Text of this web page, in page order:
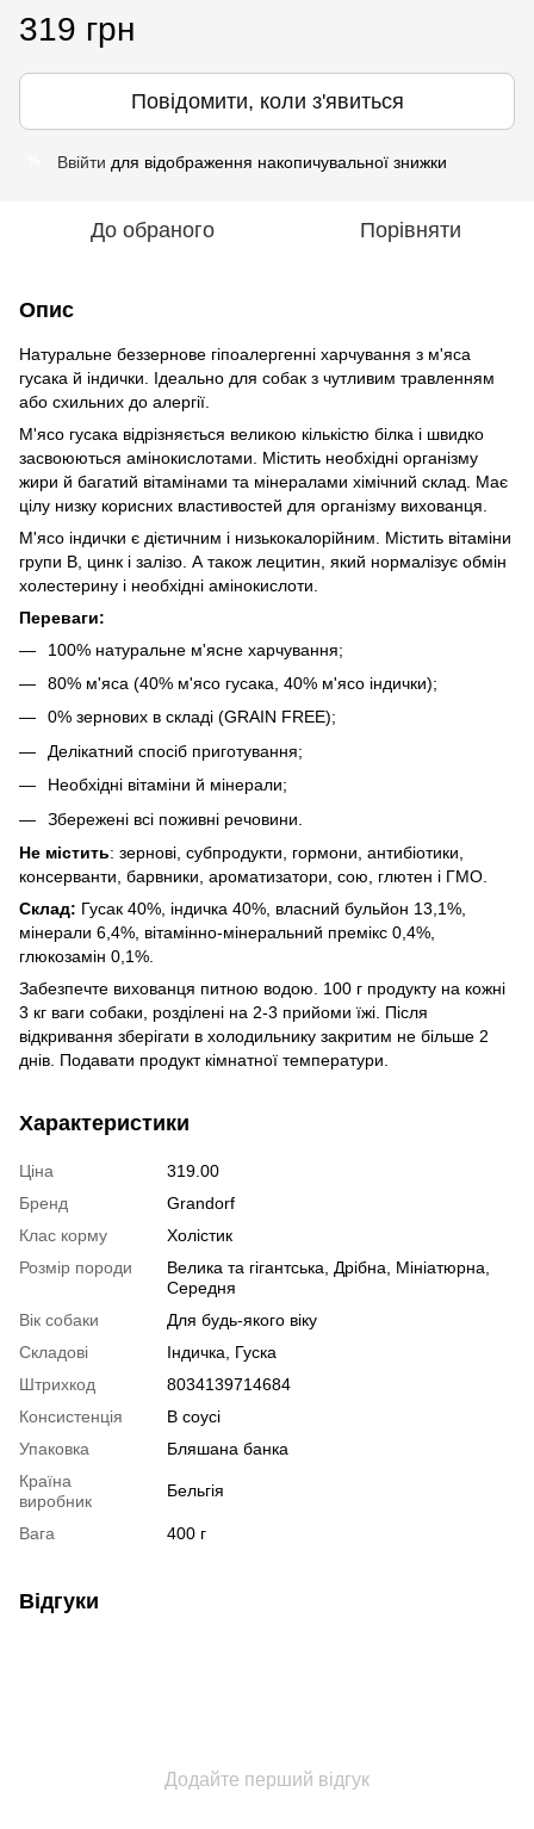
319 грн
Повідомити, коли з'явиться
Ввійти для відображення накопичувальної знижки
До обраного Порівняти
Опис
Натуральне беззернове гіпоалергенні харчування з м'яса
гусака й індички. Ідеально для собак з чутливим травленням
або схильних до алергії.
М'ясо гусака відрізняється великою кількістю білка і швидко
засвоюються амінокислотами. Містить необхідні організму
жири й багатий вітамінами та мінералами хімічний склад. Має
цілу низку корисних властивостей для організму вихованця.
М'ясо індички є дієтичним і низькокалорійним. Містить вітаміни
групи B, цинк і залізо. А також лецитин, який нормалізує обмін
холестерину і необхідні амінокислоти.
Переваги:
100% натуральне м'ясне харчування;
80% м'яса (40% м'ясо гусака, 40% м'ясо індички);
0% зернових в складі (GRAIN FREE);
Делікатний спосіб приготування;
Необхідні вітаміни й мінерали;
Збережені всі поживні речовини.
Не містить: зернові, субпродукти, гормони, антибіотики,
консерванти, барвники, ароматизатори, сою, глютен і ГМО.
Склад: Гусак 40%, індичка 40%, власний бульйон 13,1%,
мінерали 6,4%, вітамінно-мінеральний премікс 0,4%,
глюкозамін 0,1%.
Забезпечте вихованця питною водою. 100 г продукту на кожні
3 кг ваги собаки, розділені на 2-3 прийоми їжі. Після
відкривання зберігати в холодильнику закритим не більше 2
днів. Подавати продукт кімнатної температури.
Характеристики
Ціна
319.00
Бренд
Grandorf
Клас корму
Холістик
Розмір породи
Велика та гігантська, Дрібна, Мініатюрна,
Середня
Вік собаки
Для будь-якого віку
Складові
Індичка, Гуска
Штрихкод
8034139714684
Консистенція
В соусі
Упаковка
Бляшана банка
Країна
виробник
Бельгія
Вага 400 г
Відгуки
Додайте перший відгук